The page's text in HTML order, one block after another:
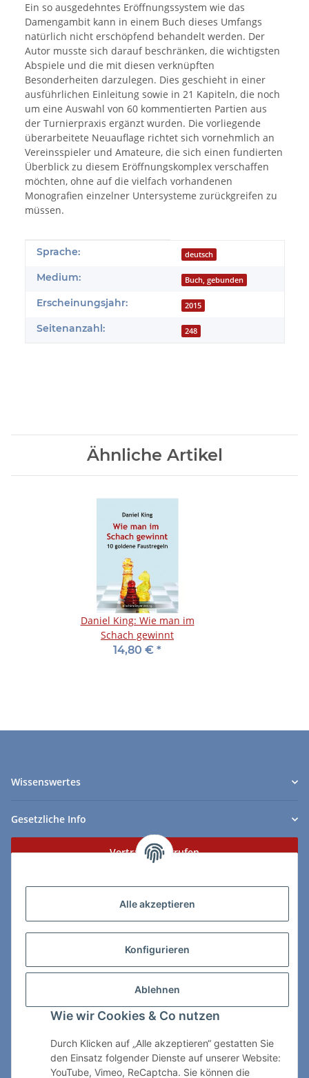
Alle akzeptieren
Konfigurieren
Ablehnen
Wie wir Cookies & Co nutzen
Durch Klicken auf „Alle akzeptieren“ gestatten Sie
den Einsatz folgender Dienste auf unserer Website:
YouTube, Vimeo, ReCaptcha. Sie können die
Ein so ausgedehntes Eröffnungssystem wie das
Damengambit kann in einem Buch dieses Umfangs
natürlich nicht erschöpfend behandelt werden. Der
Autor musste sich darauf beschränken, die wichtigsten
Abspiele und die mit diesen verknüpften
Besonderheiten darzulegen. Dies geschieht in einer
ausführlichen Einleitung sowie in 21 Kapiteln, die noch
um eine Auswahl von 60 kommentierten Partien aus
der Turnierpraxis ergänzt wurden. Die vorliegende
überarbeitete Neuauflage richtet sich vornehmlich an
Vereinsspieler und Amateure, die sich einen fundierten
Überblick zu diesem Eröffnungskomplex verschaffen
möchten, ohne auf die vielfach vorhandenen
Monografien einzelner Untersysteme zurückgreifen zu
müssen.
Produkteigenschaft
Wert
Sprache: deutsch
Medium: Buch, gebunden
Erscheinungsjahr: 2015
Seitenanzahl: 248
Ähnliche Artikel
Daniel King: Wie man im
Schach gewinnt
14,80 € *
Wissenswertes
Gesetzliche Info
Vertrag widerrufen
ChessWare Schachversand
89264 Weissenhorn
Telefon: 0 7309 / 7999